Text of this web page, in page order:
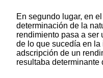
En segundo lugar, en
determinación de la
rendimiento pasa a ser
de lo que sucedía en
adscripción de un
resultaba determinante